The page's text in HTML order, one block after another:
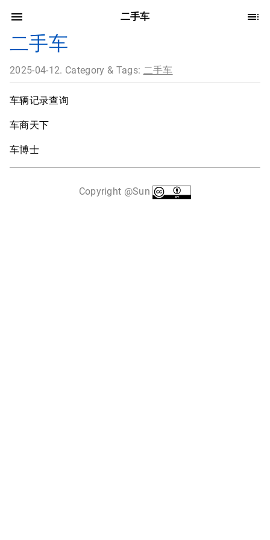
二手车
二手车
2025-04-12. Category & Tags: 二手车
车辆记录查询
车商天下
车博士
Copyright @Sun